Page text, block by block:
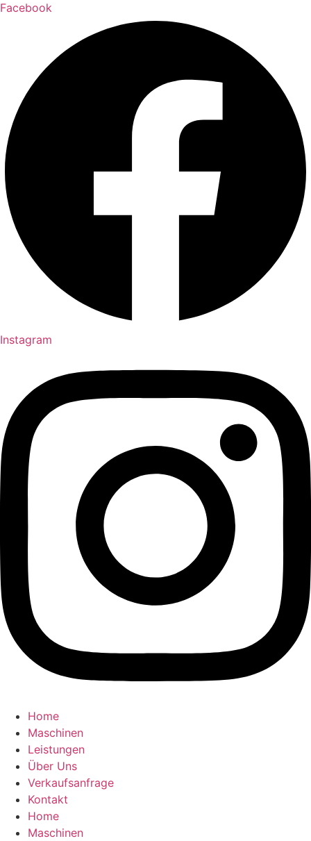
Facebook
Instagram
Home
Maschinen
Leistungen
Über Uns
Verkaufsanfrage
Kontakt
Home
Maschinen